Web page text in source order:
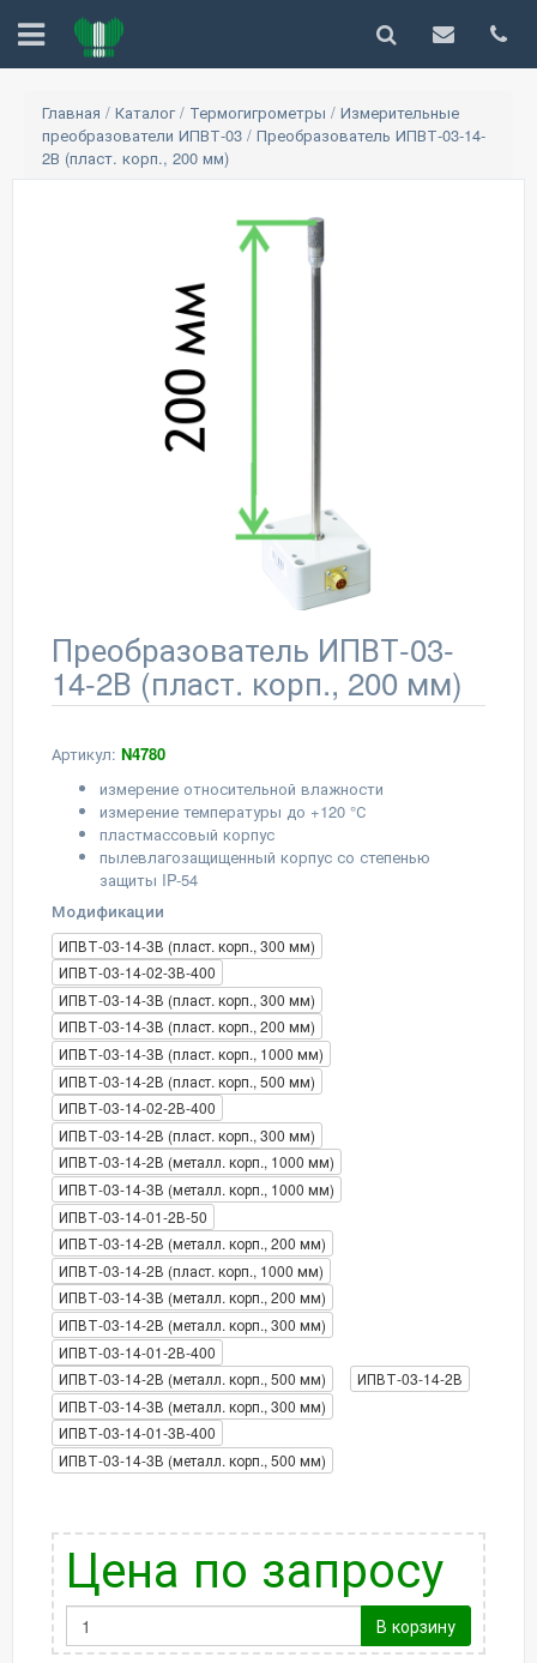
Главная / Каталог/ Термогигрометры / Измерительные
преобразователи ИПВТ-03 / Преобразователь ИПВТ-03-14-
2В (пласт. корп., 200 мм)
Преобразователь ИПВТ-03-
14-2В (пласт. корп., 200 мм)
Артикул: N4780
измерение относительной влажности
измерение температуры до +120 °С
пластмассовый корпус
пылевлагозащищенный корпус со степенью
защиты IP-54
Модификации
ИПВТ-03-14-3В (пласт. корп., 300 мм)
ИПВТ-03-14-02-3В-400
ИПВТ-03-14-3В (пласт. корп., 300 мм)
ИПВТ-03-14-3В (пласт. корп., 200 мм)
ИПВТ-03-14-3В (пласт. корп., 1000 мм)
ИПВТ-03-14-2В (пласт. корп., 500 мм)
ИПВТ-03-14-02-2В-400
ИПВТ-03-14-2В (пласт. корп., 300 мм)
ИПВТ-03-14-2В (металл. корп., 1000 мм)
ИПВТ-03-14-3В (металл. корп., 1000 мм)
ИПВТ-03-14-01-2В-50
ИПВТ-03-14-2В (металл. корп., 200 мм)
ИПВТ-03-14-2В (пласт. корп., 1000 мм)
ИПВТ-03-14-3В (металл. корп., 200 мм)
ИПВТ-03-14-2В (металл. корп., 300 мм)
ИПВТ-03-14-01-2В-400
ИПВТ-03-14-2В (металл. корп., 500 мм)
ИПВТ-03-14-2В
ИПВТ-03-14-3В (металл. корп., 300 мм)
ИПВТ-03-14-01-3В-400
ИПВТ-03-14-3В (металл. корп., 500 мм)
Цена по запросу
В корзину